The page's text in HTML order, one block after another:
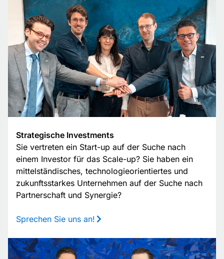
Strategische Investments
Sie vertreten ein Start-up auf der Suche nach
einem Investor für das Scale-up? Sie haben ein
mittelständisches, technologieorientiertes und
zukunftsstarkes Unternehmen auf der Suche nach
Partnerschaft und Synergie?
Sprechen Sie uns an!